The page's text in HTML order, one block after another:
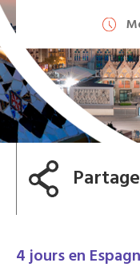
4 jours en